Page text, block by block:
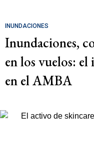
INUNDACIONES
Inundaciones,
en los vuelos:
en el AMBA